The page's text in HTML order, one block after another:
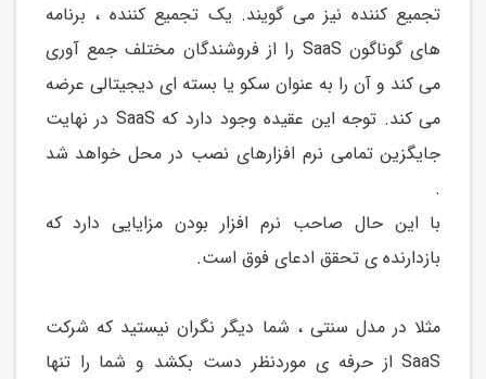
تجمیع کننده نیز می گویند. یک تجمیع کننده ، برنامه
های گوناگون SaaS را از فروشندگان مختلف جمع آوری
می کند و آن را به عنوان سکو یا بسته ای دیجیتالی عرضه
می کند. توجه این عقیده وجود دارد که SaaS در نهایت
جایگزین تمامی نرم افزارهای نصب در محل خواهد شد
.
با این حال صاحب نرم افزار بودن مزایایی دارد که
بازدارنده ی تحقق ادعای فوق است.
مثلا در مدل سنتی ، شما دیگر نگران نیستید که شرکت
SaaS از حرفه ی موردنظر دست بکشد و شما را تنها